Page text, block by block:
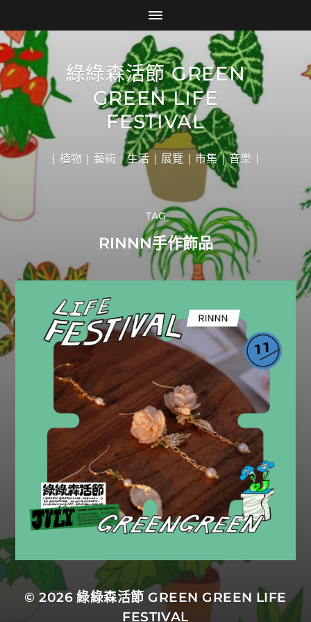
綠綠森活節 GREEN
GREEN LIFE
FESTIVAL
| 植物 | 藝術｜生活 | 展覽 | 市集 | 音樂 |
TAG
RINNN手作飾品
© 2026綠綠森活節 GREEN GREEN LIFE
FESTIVAL